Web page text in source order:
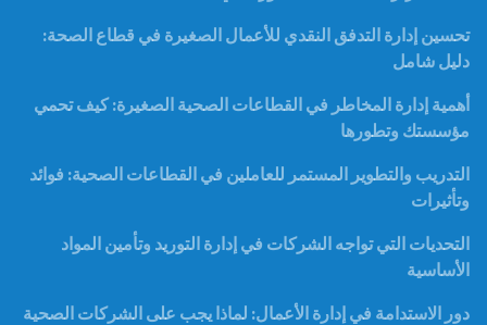
تحسين إدارة التدفق النقدي للأعمال الصغيرة في قطاع الصحة:
دليل شامل
أهمية إدارة المخاطر في القطاعات الصحية الصغيرة: كيف تحمي
مؤسستك وتطورها
التدريب والتطوير المستمر للعاملين في القطاعات الصحية: فوائد
وتأثيرات
التحديات التي تواجه الشركات في إدارة التوريد وتأمين المواد
الأساسية
دور الاستدامة في إدارة الأعمال: لماذا يجب على الشركات الصحية